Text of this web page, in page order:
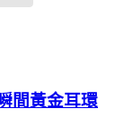
間黃金耳環